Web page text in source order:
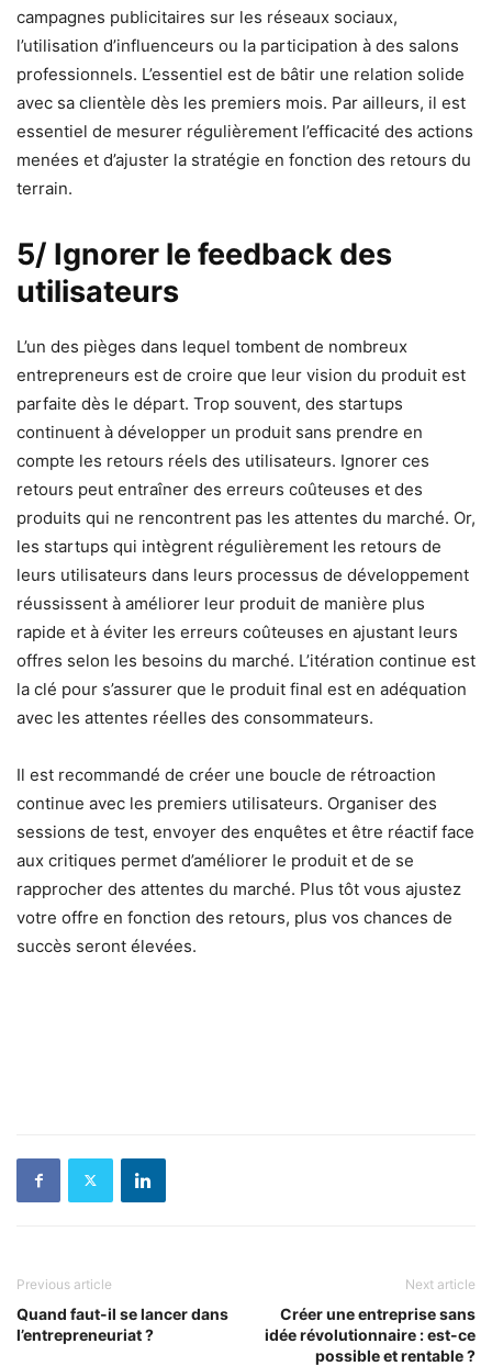
campagnes publicitaires sur les réseaux sociaux,
l’utilisation d’influenceurs ou la participation à des salons
professionnels. L’essentiel est de bâtir une relation solide
avec sa clientèle dès les premiers mois. Par ailleurs, il est
essentiel de mesurer régulièrement l’efficacité des actions
menées et d’ajuster la stratégie en fonction des retours du
terrain.
5/ Ignorer le feedback des
utilisateurs
L’un des pièges dans lequel tombent de nombreux
entrepreneurs est de croire que leur vision du produit est
parfaite dès le départ. Trop souvent, des startups
continuent à développer un produit sans prendre en
compte les retours réels des utilisateurs. Ignorer ces
retours peut entraîner des erreurs coûteuses et des
produits qui ne rencontrent pas les attentes du marché. Or,
les startups qui intègrent régulièrement les retours de
leurs utilisateurs dans leurs processus de développement
réussissent à améliorer leur produit de manière plus
rapide et à éviter les erreurs coûteuses en ajustant leurs
offres selon les besoins du marché. L’itération continue est
la clé pour s’assurer que le produit final est en adéquation
avec les attentes réelles des consommateurs.
Il est recommandé de créer une boucle de rétroaction
continue avec les premiers utilisateurs. Organiser des
sessions de test, envoyer des enquêtes et être réactif face
aux critiques permet d’améliorer le produit et de se
rapprocher des attentes du marché. Plus tôt vous ajustez
votre offre en fonction des retours, plus vos chances de
succès seront élevées.
Previous article
Quand faut-il se lancer dans
l’entrepreneuriat ?
Next article
Créer une entreprise sans
idée révolutionnaire : est-ce
possible et rentable ?